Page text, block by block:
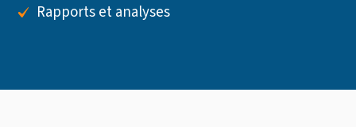
Rapports et analyses